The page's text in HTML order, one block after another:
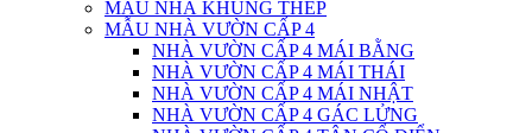
MẪU NHÀ KHUNG THÉP
MẪU NHÀ VƯỜN CẤP 4
NHÀ VƯỜN CẤP 4 MÁI BẰNG
NHÀ VƯỜN CẤP 4 MÁI THÁI
NHÀ VƯỜN CẤP 4 MÁI NHẬT
NHÀ VƯỜN CẤP 4 GÁC LỬNG